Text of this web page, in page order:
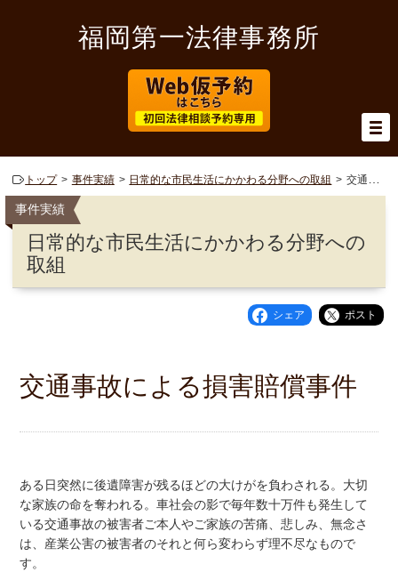
福岡第一法律事務所
トップ 事件実績 日常的な市民生活にかかわる分野への取組 交通事故による損害賠償事件
事件実績
日常的な市民生活にかかわる分野への
取組
シェア ポスト
交通事故による損害賠償事件
ある日突然に後遺障害が残るほどの大けがを負わされる。大切
な家族の命を奪われる。車社会の影で毎年数十万件も発生して
いる交通事故の被害者ご本人やご家族の苦痛、悲しみ、無念さ
は、産業公害の被害者のそれと何ら変わらず理不尽なもので
す。